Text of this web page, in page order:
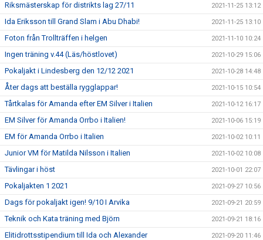
Riksmästerskap för distrikts lag 27/11 2021-11-25 13:12
Ida Eriksson till Grand Slam i Abu Dhabi! 2021-11-25 13:10
Foton från Trollträffen i helgen 2021-11-10 10:24
Ingen träning v.44 (Läs/höstlovet) 2021-10-29 15:06
Pokaljakt i Lindesberg den 12/12 2021 2021-10-28 14:48
Åter dags att beställa rygglappar! 2021-10-15 10:54
Tårtkalas för Amanda efter EM Silver i Italien 2021-10-12 16:17
EM Silver för Amanda Orrbo i Italien! 2021-10-06 15:19
EM för Amanda Orrbo i Italien 2021-10-02 10:11
Junior VM för Matilda Nilsson i Italien 2021-10-02 10:08
Tävlingar i höst 2021-10-01 22:07
Pokaljakten 1 2021 2021-09-27 10:56
Dags för pokaljakt igen! 9/10 I Arvika 2021-09-21 20:59
Teknik och Kata träning med Björn 2021-09-21 18:16
Elitidrottsstipendium till Ida och Alexander 2021-09-20 11:46